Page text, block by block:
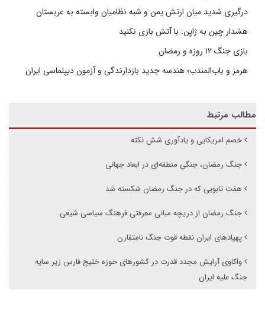
درگیری شدید میان ارتش یمن و شبه نظامیان وابسته به عربستان
هشدار چین به ژاپن: با آتش بازی نکنید
بازی جنگ ۱۲ روزه و رمضان
هرمز و باب‌المندب؛ هندسه جدید بازدارندگی و آزمون دیپلماسی ایران
مطالب مرتبط
خصم امریکایی و یادآوری شش نکته
جنگ رمضان، جنگی منطقه‌ای در ابعاد جهانی
هفت تابویی که در جنگ رمضان شکسته شد
جنگ رمضان از دریچه مبانی معرفتی فرهنگ سیاسی شیعی
پهپادهای ایران نقطه قوت جنگ نامتقارن
واکاوی آرایش مجدد قدرت در کشورهای حوزه خلیج فارس زیر سایه
جنگ علیه ایران